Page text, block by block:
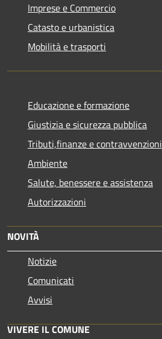
Imprese e Commercio
Catasto e urbanistica
Mobilità e trasporti
Educazione e formazione
Giustizia e sicurezza pubblica
Tributi,finanze e contravvenzioni
Ambiente
Salute, benessere e assistenza
Autorizzazioni
NOVITÀ
Notizie
Comunicati
Avvisi
VIVERE IL COMUNE